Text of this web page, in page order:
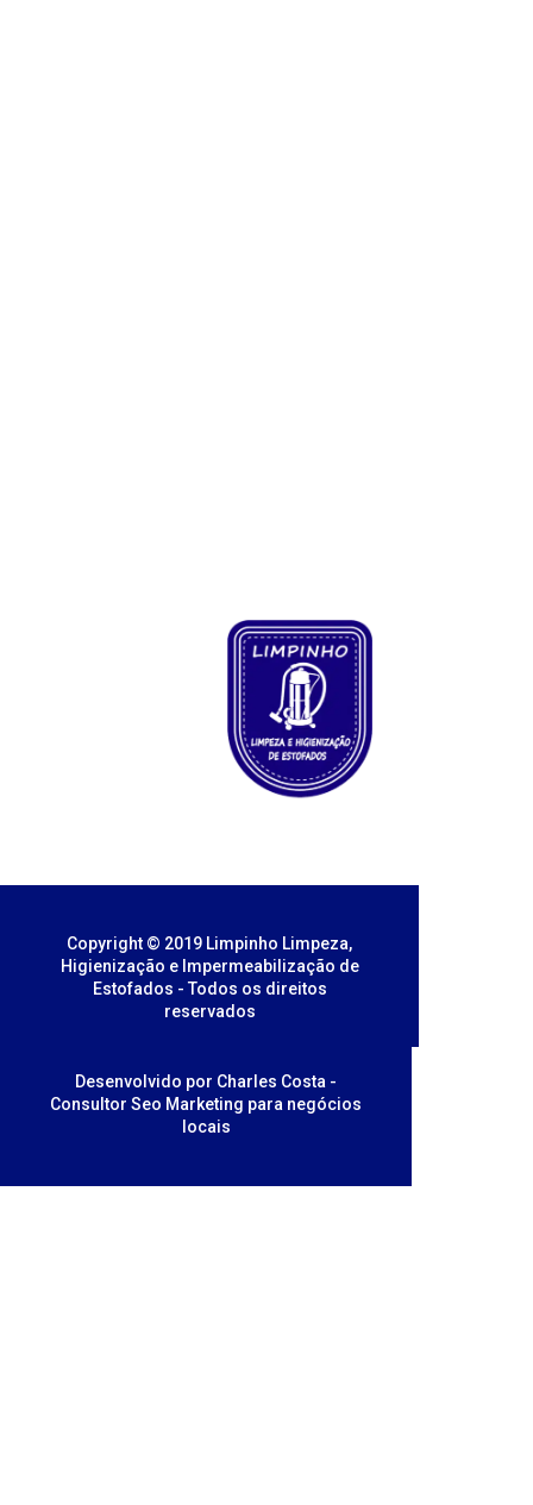
Copyright © 2019 Limpinho Limpeza,
Higienização e Impermeabilização de
Estofados - Todos os direitos
reservados
Desenvolvido por Charles Costa -
Consultor Seo Marketing para negócios
locais